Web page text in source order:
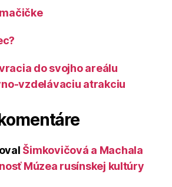
do svojho areálu
vzdelávaciu atrakciu
Šimkovičová a Machala
Múzea rusínskej kultúry